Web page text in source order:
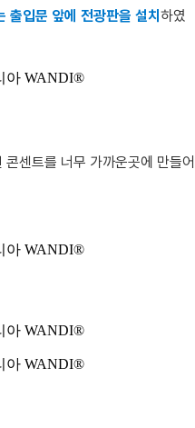
출입문 앞에 전광판을 설치 하였
센트를 너무 가까운곳에 만들어